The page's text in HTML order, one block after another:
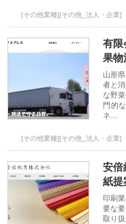
[その他業種][その他_法人・企業]
有限
果物
山形
者と
な野
門的
ネ…
[その他業種][その他_法人・企業]
安倍
紙提
印刷
要な
取り